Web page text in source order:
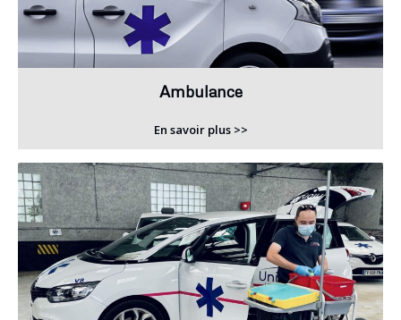
Ambulance
En savoir plus >>